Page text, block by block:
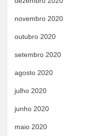
novembro 2020
outubro 2020
setembro 2020
agosto 2020
julho 2020
junho 2020
maio 2020